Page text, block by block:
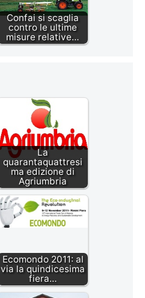
Confai si scaglia
contro le ultime
misure relative…
La
quarantaquattresi
ma edizione di
Agriumbria
Ecomondo 2011: al
via la quindicesima
fiera…